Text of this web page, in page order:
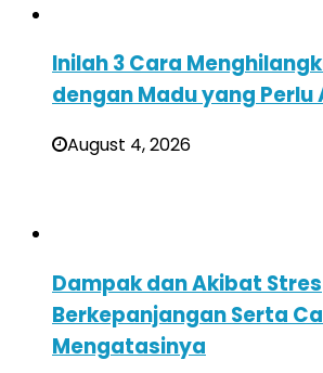
Inilah 3 Cara
dengan Madu yang Perlu
August 4, 2026
Dampak dan Akibat Stres
Berkepanjangan Serta
Mengatasinya